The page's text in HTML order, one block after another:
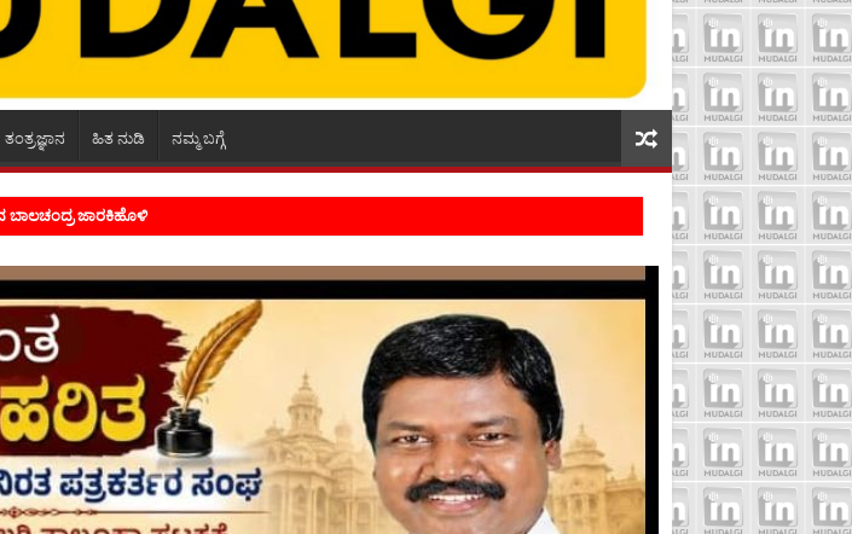
ತಂತ್ರಜ್ಞಾನ ಹಿತ ನುಡಿ ನಮ್ಮ ಬಗ್ಗೆ
ಕವಿಗೆ ಇರಬೇಕು- ಸಾಹಿತಿ ಸಿದ್ರಾಮ್ ದ್ಯಾಗಾನಟ್ಟಿ